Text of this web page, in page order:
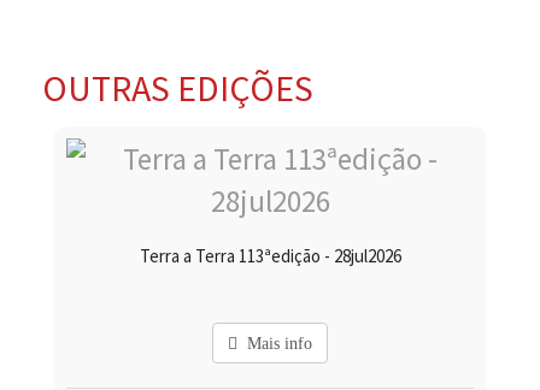
OUTRAS EDIÇÕES
Terra a Terra 113ªedição - 28jul2026
Mais info